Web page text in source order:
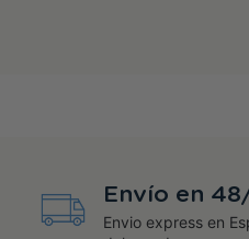
Envío en
Envio express en